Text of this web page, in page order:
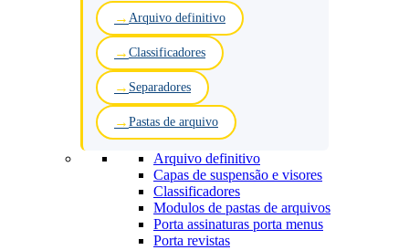
Arquivo definitivo
Classificadores
Separadores
Pastas de arquivo
Arquivo definitivo
Capas de suspensão e visores
Classificadores
Modulos de pastas de arquivos
Porta assinaturas porta menus
Porta revistas